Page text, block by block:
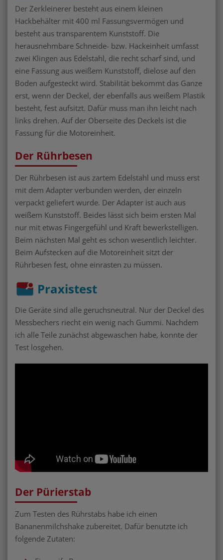
Der Zerkleinerer besteht aus einem kleinen
Hackbehälter mit 400 ml Fassungsvermögen und
besteht aus transparentem Kunststoff. Die
herausnehmbare Schneide- bzw. Hackeinheit umfasst
zwei Klingen aus Edelstahl, die recht scharf sind, und
eine Fassung aus weißem Kunststoff, dielose auf den
Boden aufgesteckt wird. Stabilität bekommt das Ganze
erst, wenn der Deckel, der ebenfalls aus weißem Plastik
besteht, fest aufsitzt. Dafür muss man ihn leicht nach
links drehen. Auf der Oberseite des Deckels ist die
Fassung für die Motoreinheit.
Der Rührbesen
Der Rührbesen ist aus zartem Edelstahl und muss erst
mit dem Adapter verbunden werden, der einzeln
verpackt geliefert wurde. Der Adapter ist auch aus
weißem Kunststoff. Beides lässt sich beim ersten Mal
nur mit etwas Fingergefühl und Kraft bewerkstelligen.
Beim nächsten Mal geht es schon wesentlich leichter.
Beim Aufstecken auf die Motoreinheit sitzt der
Rührbesen fest, ohne einrasten zu müssen.
Praxistest
Die Geräte sind alle geruchsneutral. Nur der Deckel des
Messbechers riecht ein wenig nach Gummi. Nachdem
ich alle Teile zunächst abgewaschen habe, konnte der
Test losgehen.
Der Pürierstab
Zum Testen des Rührstabs habe ich einen
Bananenmilchshake zubereitet. Dafür benutzte ich
folgende Zutaten: